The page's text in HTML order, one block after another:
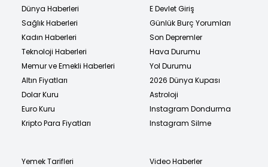
Dünya Haberleri
Sağlık Haberleri
Kadın Haberleri
Teknoloji Haberleri
Memur ve Emekli Haberleri
Altın Fiyatları
Dolar Kuru
Euro Kuru
Kripto Para Fiyatları
E Devlet Giriş
Günlük Burç Yorumları
Son Depremler
Hava Durumu
Yol Durumu
2026 Dünya Kupası
Astroloji
Instagram Dondurma
Instagram Silme
Yemek Tarifleri
Video Haberler